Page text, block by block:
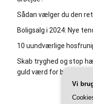
Sådan vælger du den
Boligsalg i 2024: Nye
10 uundværlige
Skab tryghed og stop
guld værd for
Vi